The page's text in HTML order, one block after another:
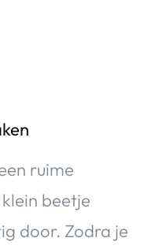
ruime
beetje
door. Zodra je